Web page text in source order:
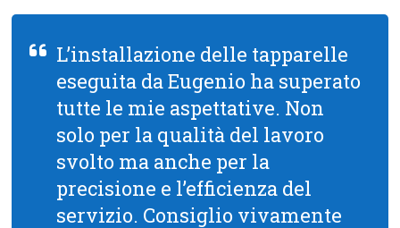
L’installazione delle tapparelle
eseguita da Eugenio ha superato
tutte le mie aspettative. Non
solo per la qualità del lavoro
svolto ma anche per la
precisione e l’efficienza del
servizio. Consiglio vivamente